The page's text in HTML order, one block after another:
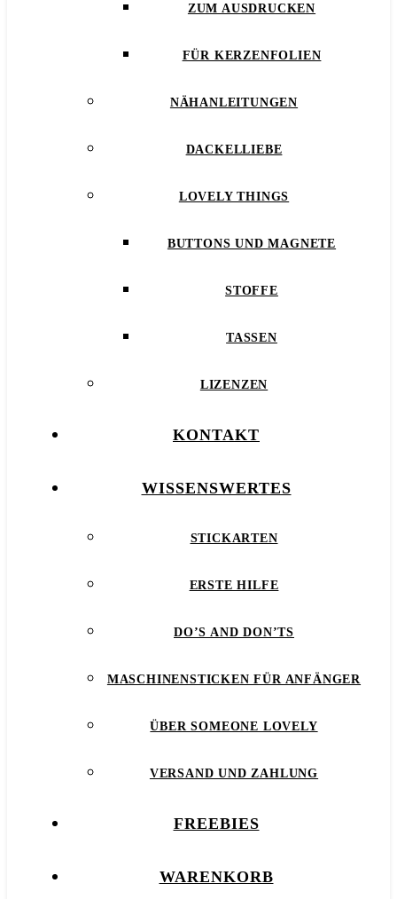
ZUM AUSDRUCKEN
FÜR KERZENFOLIEN
NÄHANLEITUNGEN
DACKELLIEBE
LOVELY THINGS
BUTTONS UND MAGNETE
STOFFE
TASSEN
LIZENZEN
KONTAKT
WISSENSWERTES
STICKARTEN
ERSTE HILFE
DO’S AND DON’TS
MASCHINENSTICKEN FÜR ANFÄNGER
ÜBER SOMEONE LOVELY
VERSAND UND ZAHLUNG
FREEBIES
WARENKORB